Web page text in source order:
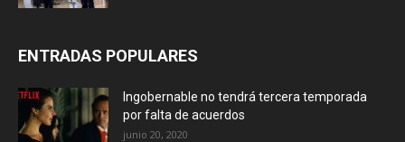
ENTRADAS POPULARES
Ingobernable no tendrá tercera temporada
por falta de acuerdos
junio 20, 2020